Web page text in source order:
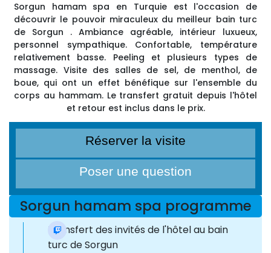
Sorgun hamam spa en Turquie est l'occasion de
découvrir le pouvoir miraculeux du meilleur bain turc
de Sorgun . Ambiance agréable, intérieur luxueux,
personnel sympathique. Confortable, température
relativement basse. Peeling et plusieurs types de
massage. Visite des salles de sel, de menthol, de
boue, qui ont un effet bénéfique sur l'ensemble du
corps au hammam. Le transfert gratuit depuis l'hôtel
et retour est inclus dans le prix.
Réserver la visite
Poser une question
Sorgun hamam spa programme
Transfert des invités de l'hôtel au bain
turc de Sorgun